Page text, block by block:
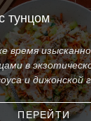
тунцом
время
в
и дижонской
ПЕРЕЙТИ